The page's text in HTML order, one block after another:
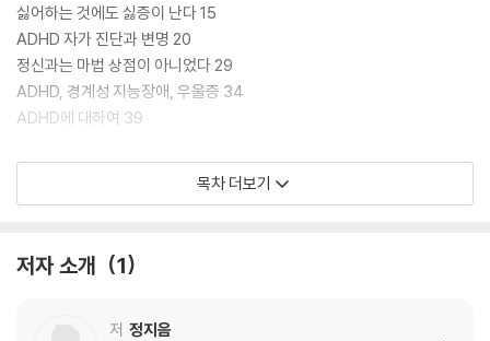
싫어하는 것에도 싫증이 난다 15
ADHD 자가 진단과 변명 20
정신과는 마법 상점이 아니었다 29
ADHD, 경계성 지능장애, 우울증 34
ADHD에 대하여 39
2장: 성인 ADHD로 살아가기
나는 능동적 불면을 선택했다 61
불완전하고 지속 가능한 청소 대작전 70
목차 더보기
저자 소개 1
저 정지음